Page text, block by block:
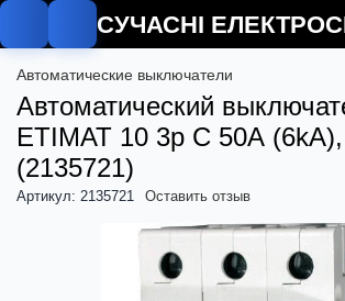
Автоматические выключатели
Автоматический
ETIMAT 10 3p C 50А
(2135721)
Артикул: 2135721 Оставить отзыв